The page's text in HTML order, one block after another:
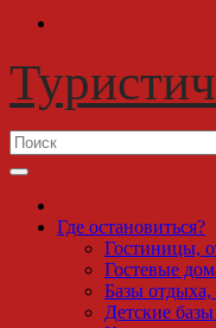
Где остановиться?
Гостиницы,
Гостевые
Базы
Детские